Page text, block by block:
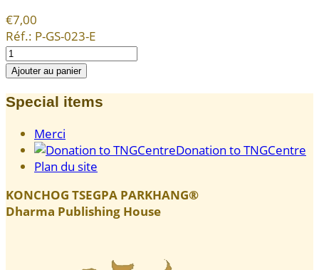
€7,00
Réf.: P-GS-023-E
Special items
Merci
Donation to TNGCentre
Plan du site
KONCHOG TSEGPA PARKHANG®
Dharma Publishing House